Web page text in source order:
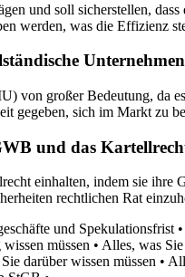
und soll sicherstellen,
werden, was die Effizienz
von großer Bedeutung, da
sich im Markt zu
und das
einhalten, indem sie
rechtlichen Rat
und Spekulationsfrist •
müssen • Alles, was Sie
darüber wissen müssen •